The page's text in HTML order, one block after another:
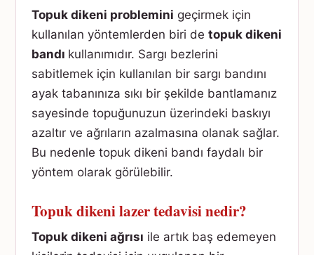
Topuk dikeni problemini geçirmek için
kullanılan yöntemlerden biri de topuk dikeni
bandı kullanımıdır. Sargı bezlerini
sabitlemek için kullanılan bir sargı bandını
ayak tabanınıza sıkı bir şekilde bantlamanız
sayesinde topuğunuzun üzerindeki baskıyı
azaltır ve ağrıların azalmasına olanak sağlar.
Bu nedenle topuk dikeni bandı faydalı bir
yöntem olarak görülebilir.
Topuk dikeni lazer tedavisi nedir?
Topuk dikeni ağrısı ile artık baş edemeyen